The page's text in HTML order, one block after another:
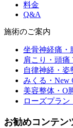
料金
Q&A
施術のご案内
坐骨神経痛・
肩こり・頭痛
自律神経・
みくる・New
美容整体・O
ローズプラ
お勧めコンテン